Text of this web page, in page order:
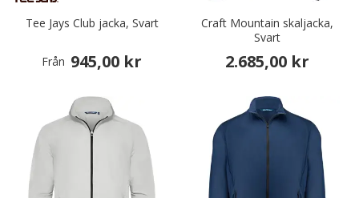
Tee Jays Club jacka, Svart
Från 945,00 kr
Craft Mountain skaljacka,
Svart
2.685,00 kr